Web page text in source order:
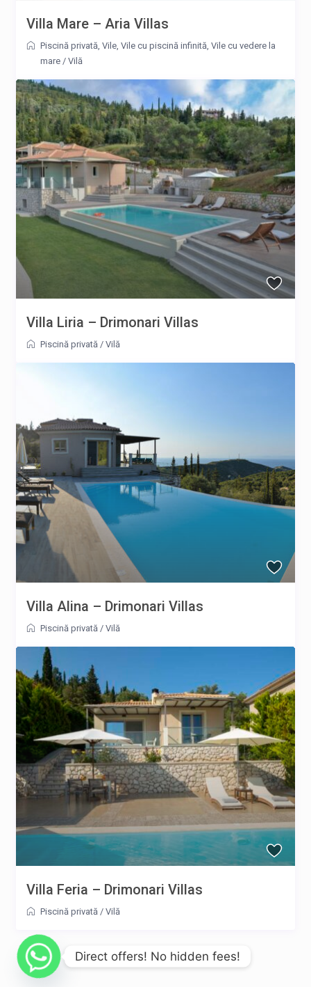
Villa Mare – Aria Villas
Piscină privată ,Vile ,Vile cu piscină infinită ,Vile cu vedere la
mare /Vilă
Villa Liria – Drimonari Villas
Piscină privată /Vilă
Villa Alina – Drimonari Villas
Piscină privată /Vilă
Villa Feria – Drimonari Villas
Piscină privată /Vilă
Direct offers! No hidden fees!